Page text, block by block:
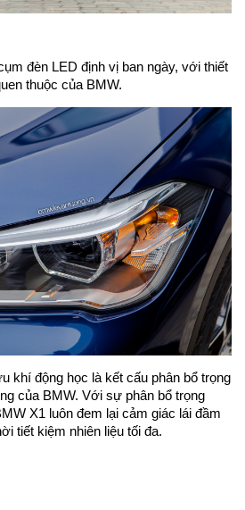
đèn LED định vị ban ngày, với thiết
thuộc của BMW.
khí động học là kết cấu phân bổ trọng
của BMW. Với sự phân bổ trọng
X1 luôn đem lại cảm giác lái đầm
tiết kiệm nhiên liệu tối đa.